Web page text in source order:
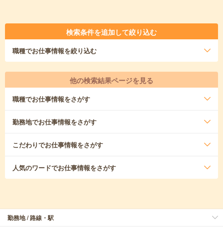
検索条件を追加して絞り込む
職種でお仕事情報を絞り込む
他の検索結果ページを見る
職種でお仕事情報をさがす
勤務地でお仕事情報をさがす
こだわりでお仕事情報をさがす
人気のワードでお仕事情報をさがす
勤務地 / 路線・駅